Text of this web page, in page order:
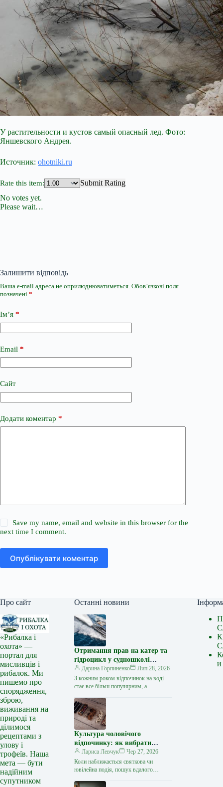
У растительности и кустов самый опасный лед. Фото:
Яншевского Андрея.
Источник: ohotniki.ru
Rate this item:
Submit Rating
No votes yet.
Please wait…
Залишити відповідь
Ваша e-mail адреса не оприлюднюватиметься. Обов’язкові поля
позначені *
Ім’я *
Email *
Сайт
Додати коментар *
Save my name, email and website in this browser for the
next time I comment.
Опублікувати коментар
Про сайт
«Рибалка і
охота» —
портал для
мисливців і
рибалок. Ми
пишемо про
спорядження,
зброю,
виживання на
природі та
ділимося
рецептами з
улову і
трофеїв. Наша
мета — бути
надійним
супутником
Останні новини
Отримання прав на катер та
гідроцикл у судношколі
«Либідь-А»: від теорії до
іспиту
Дарина Горпиненко
Лип 28, 2026
З кожним роком відпочинок на воді
стає все більш популярним, а
чи гідроциклом відкриває нові
горизонти…
Культура чоловічого
відпочинку: як вибрати
стильний та корисний
подарунок
Лариса Левчук
Чер 27, 2026
Коли наближається святкова чи
ювілейна подія, пошук вдалого
близької людини нерідко
и